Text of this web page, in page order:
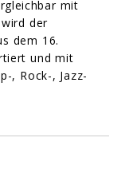
mit
der
dem 16.
und mit
, Rock-, Jazz-